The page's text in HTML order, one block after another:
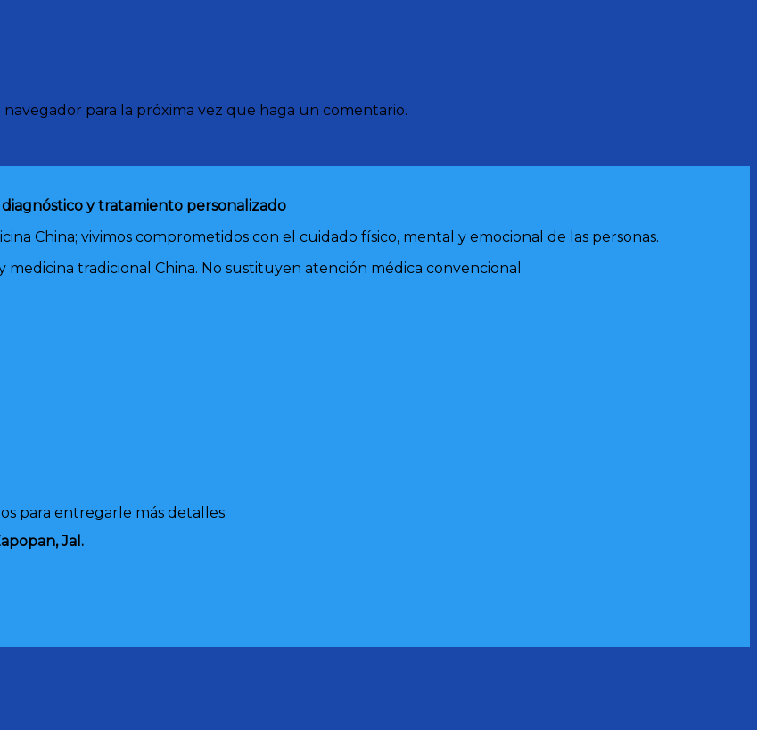
para la próxima vez que haga un comentario.
y tratamiento personalizado
China; vivimos comprometidos con el cuidado físico, mental y emocional de las personas.
tradicional China. No sustituyen atención médica convencional
para entregarle más detalles.
Jal.